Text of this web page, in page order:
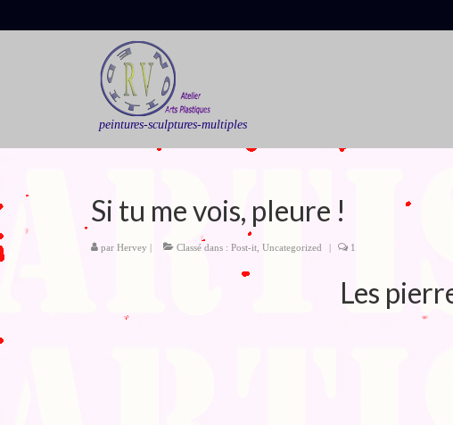
peintures-sculptures-multiples
Si tu me vois, pleure !
par Hervey | Classé dans : Post-it Uncategorized | 1
Les